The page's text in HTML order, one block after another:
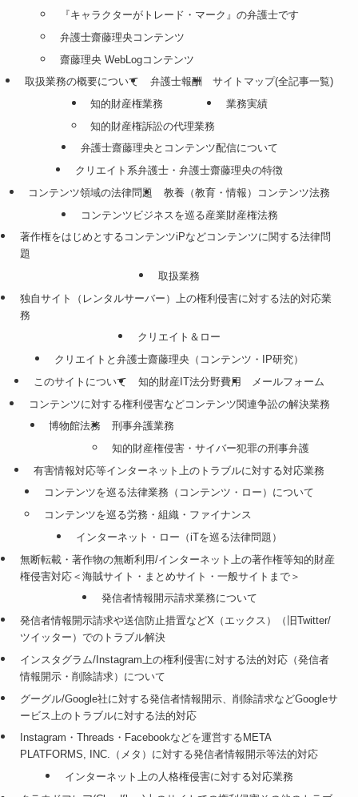
『キャラクターがトレード・マーク』の弁護士です
弁護士齋藤理央コンテンツ
齋藤理央 WebLogコンテンツ
取扱業務の概要について
弁護士報酬
サイトマップ(全記事一覧)
知的財産権業務
知的財産権訴訟の代理業務
業務実績
弁護士齋藤理央とコンテンツ配信について
クリエイト系弁護士・弁護士齋藤理央の特徴
コンテンツ領域の法律問題
教養（教育・情報）コンテンツ法務
コンテンツビジネスを巡る産業財産権法務
著作権をはじめとするコンテンツiPなどコンテンツに関する法律問
題
取扱業務
独自サイト（レンタルサーバー）上の権利侵害に対する法的対応業
務
クリエイト＆ロー
クリエイトと弁護士齋藤理央（コンテンツ・IP研究）
このサイトについて
知的財産IT法分野費用
メールフォーム
コンテンツに対する権利侵害などコンテンツ関連争訟の解決業務
博物館法務
刑事弁護業務
知的財産権侵害・サイバー犯罪の刑事弁護
有害情報対応等インターネット上のトラブルに対する対応業務
コンテンツを巡る法律業務（コンテンツ・ロー）について
コンテンツを巡る労務・組織・ファイナンス
インターネット・ロー（iTを巡る法律問題）
無断転載・著作物の無断利用/インターネット上の著作権等知的財産
権侵害対応＜海賊サイト・まとめサイト・一般サイトまで＞
発信者情報開示請求業務について
発信者情報開示請求や送信防止措置などX（エックス）（旧Twitter/
ツイッター）でのトラブル解決
インスタグラム/Instagram上の権利侵害に対する法的対応（発信者
情報開示・削除請求）について
グーグル/Google社に対する発信者情報開示、削除請求などGoogleサ
ービス上のトラブルに対する法的対応
Instagram・Threads・Facebookなどを運営するMETA
PLATFORMS, INC.（メタ）に対する発信者情報開示等法的対応
インターネット上の人格権侵害に対する対応業務